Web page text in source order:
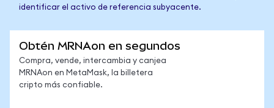
identificar el activo de referencia subyacente.
Obtén MRNAon en segundos
Compra, vende, intercambia y canjea
MRNAon en MetaMask, la billetera
cripto más confiable.